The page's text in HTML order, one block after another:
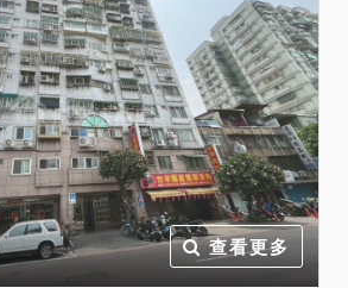
發現屬新建造之違章建築，
或被列入專案處理，將限期
拆除。
查看更多